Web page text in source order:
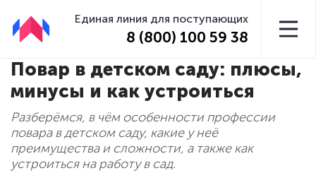
Единая линия для поступающих
8 (800) 100 59 38
Повар в детском саду: плюсы,
минусы и как устроиться
Разберёмся, в чём особенности профессии
повара в детском саду, какие у неё
преимущества и сложности, а также как
устроиться на работу в сад.